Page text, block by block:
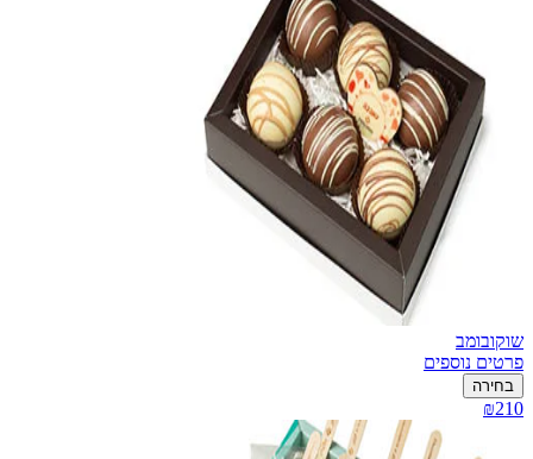
שוקובומב
פרטים נוספים
בחירה
₪210